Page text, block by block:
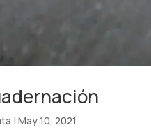
|May 10, 2021